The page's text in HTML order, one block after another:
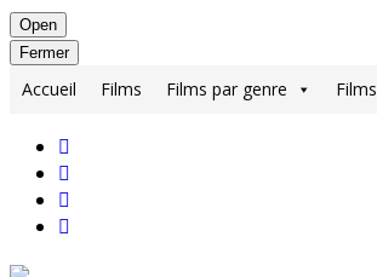
Open
Fermer
Accueil Films Films par genre